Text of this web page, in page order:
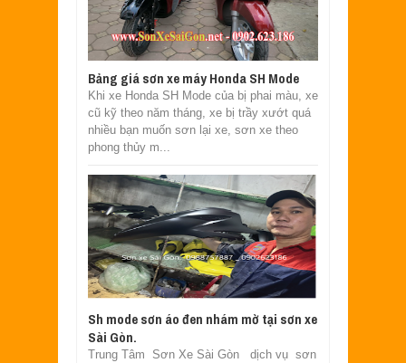
Bảng giá sơn xe máy Honda SH Mode
Khi xe Honda SH Mode của bị phai màu, xe
cũ kỹ theo năm tháng, xe bị trầy xướt quá
nhiều bạn muốn sơn lại xe, sơn xe theo
phong thủy m...
Sh mode sơn áo đen nhám mờ tại sơn xe
Sài Gòn.
Trung Tâm Sơn Xe Sài Gòn dịch vụ sơn